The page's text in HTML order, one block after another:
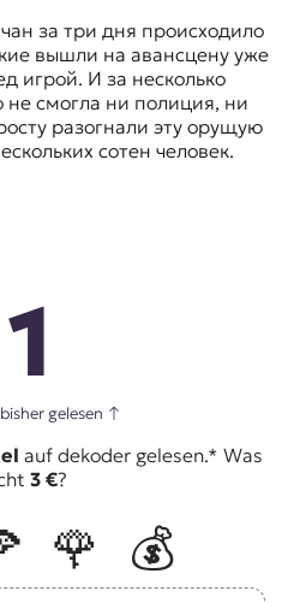
за три дня происходило
вышли на авансцену уже
игрой. И за несколько
не смогла ни полиция, ни
разогнали эту орущую
сотен человек.
1
gelesen ↑
auf dekoder gelesen.* Was
3 €?
🌹
💰